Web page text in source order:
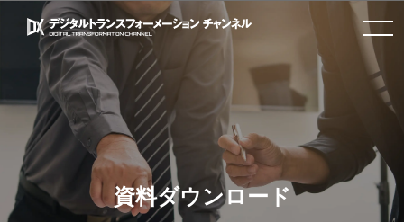
toggle
navigation
資料ダウンロード